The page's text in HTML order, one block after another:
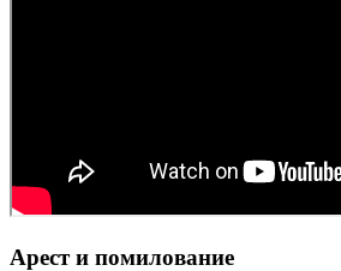
Арест и помилование